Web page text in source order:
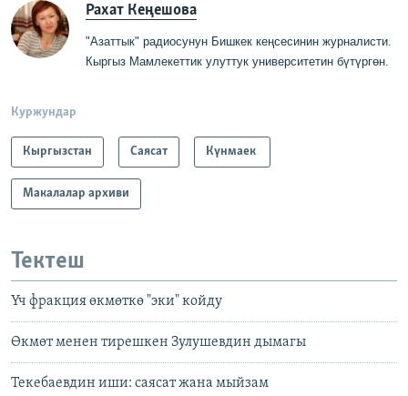
Рахат Кеңешова
"Азаттык" радиосунун Бишкек кеңсесинин журналисти
Кыргыз Мамлекеттик улуттук университетин бүтүргөн
Куржундар
Кыргызстан Саясат Күнмаек
Макалалар архиви
Тектеш
Үч фракция өкмөткө "эки" койду
Өкмөт менен тирешкен Зулушевдин дымагы
Текебаевдин иши: саясат жана мыйзам